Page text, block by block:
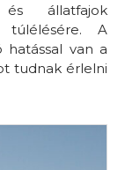
és állatfajok
túlélésére. A
hatással van a
tudnak érlelni